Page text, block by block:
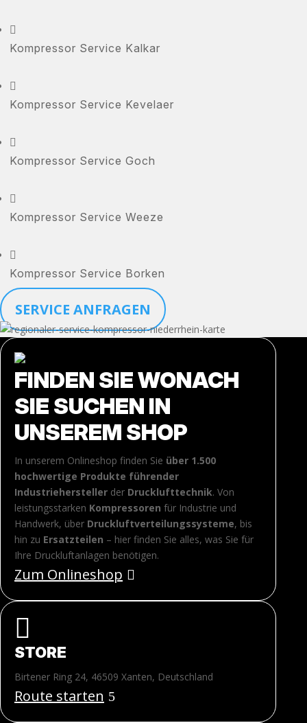

Kompressor Service Kalkar

Kompressor Service Kevelaer

Kompressor Service Goch

Kompressor Service Weeze

Kompressor Service Borken
SERVICE ANFRAGEN
FINDEN SIE WONACH
SIE SUCHEN IN
UNSEREM SHOP
In unserem Onlineshop finden Sie über 1.500
hochwertige Produkte führender
Industriehersteller der Drucklufttechnik. Von
leistungsstarken Kompressoren für Industrie und
Handwerk, über Druckluftverteilungssysteme, bis
hin zu Ersatzteilen – hier finden Sie alles, was Sie für
Ihre Druckluftanlagen benötigen.
Zum Onlineshop

STORE
Birtener Ring 24, 46509 Xanten, Deutschland
Route starten